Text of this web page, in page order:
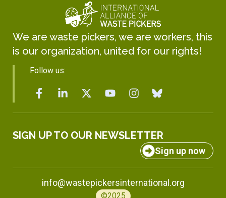
We are waste pickers, we are workers, this
is our organization, united for our rights!
Follow us:
SIGN UP TO OUR NEWSLETTER
Sign up now
info@wastepickersinternational.org
©2025